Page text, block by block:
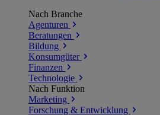
Nach Branche
Agenturen
Beratungen
Bildung
Konsumgüter
Finanzen
Technologie
Nach Funktion
Marketing
Forschung & Entwicklung